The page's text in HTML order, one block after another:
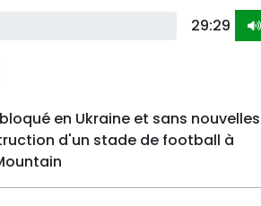
29:29
en Ukraine et sans nouvelles
d'un stade de football à